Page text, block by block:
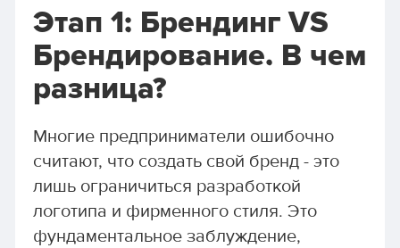
Этап 1: Брендинг VS
Брендирование. В чем
разница?
Многие предприниматели ошибочно
считают, что создать свой бренд - это
лишь ограничиться разработкой
логотипа и фирменного стиля. Это
фундаментальное заблуждение,